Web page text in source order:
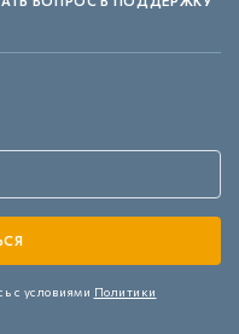
с условиями Политики